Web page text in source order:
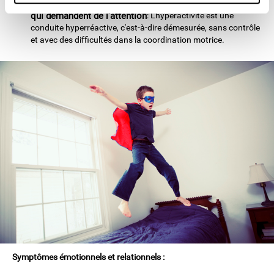
Peu ou pas de patience et incapacité à suivre des cours
qui demandent de l'attention: L'hyperactivité est une
conduite hyperréactive, c'est-à-dire démesurée, sans contrôle
et avec des difficultés dans la coordination motrice.
Symptômes émotionnels et relationnels :